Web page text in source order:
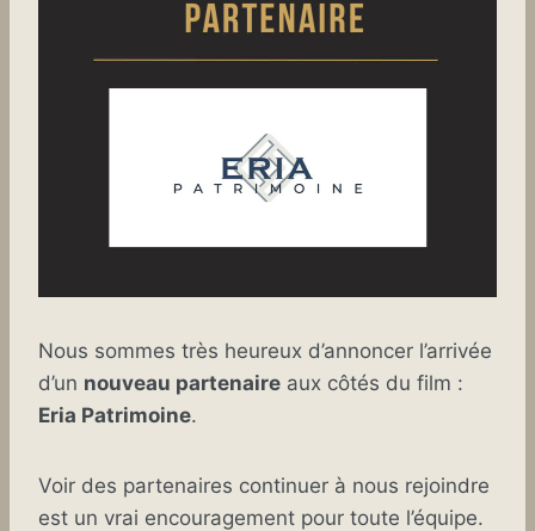
Nous sommes très heureux d’annoncer l’arrivée
d’un nouveau partenaire aux côtés du film :
Eria Patrimoine.
Voir des partenaires continuer à nous rejoindre
est un vrai encouragement pour toute l’équipe.